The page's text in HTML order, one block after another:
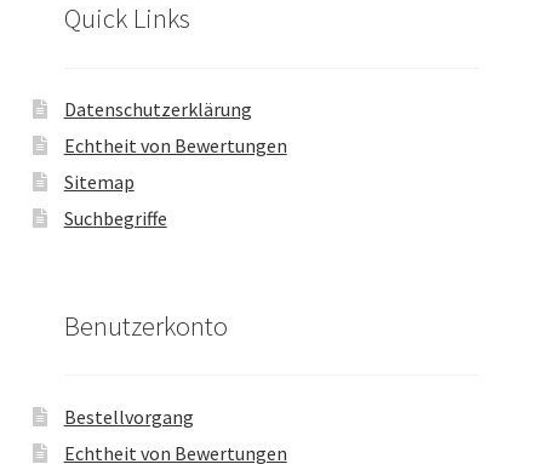
Quick Links
Datenschutzerklärung
Echtheit von Bewertungen
Sitemap
Suchbegriffe
Benutzerkonto
Bestellvorgang
Echtheit von Bewertungen